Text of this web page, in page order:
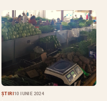
ȘTIRI10 IUNIE 2024